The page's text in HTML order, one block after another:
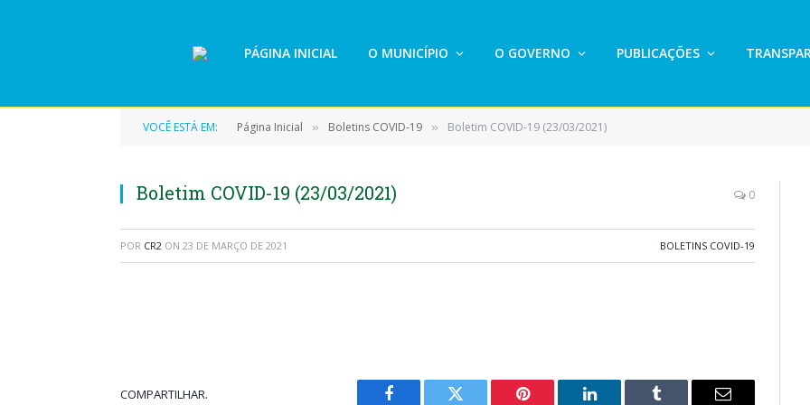
PÁGINA INICIAL O MUNICÍPIO O GOVERNO PUBLICAÇÕES
VOCÊ ESTÁ EM: Página Inicial » Boletins COVID-19 » Boletim COVID-19 (23/03/2021)
Boletim COVID-19 (23/03/2021) 0
POR CR2 ON 23 DE MARÇO DE 2021 BOLETINS COVID-19
COMPARTILHAR.